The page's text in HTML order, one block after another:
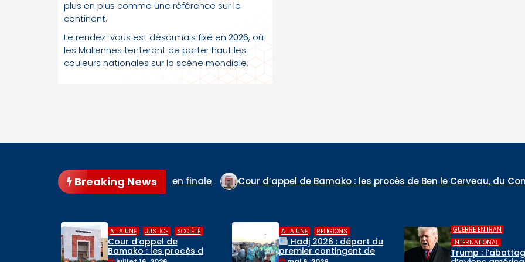
plus en plus comme une référence sur le
continent.
Le rendez-vous est désormais fixé en 2026, où
les Maliennes tenteront de porter haut les
couleurs nationales sur la scène mondiale.
Breaking News
en finale Cour d’appel de Bamako : les procès de Ben le Cerveau, du Commandant Daouda
A LA UNE , RELIGIONS
Hadj 2026 : départ du
premier contingent de
GUERRE EN IRAN ,
INTERNATIONAL
Trump : l’abattage
GUERRE EN IRAN
Trump « informé
destruction d’un